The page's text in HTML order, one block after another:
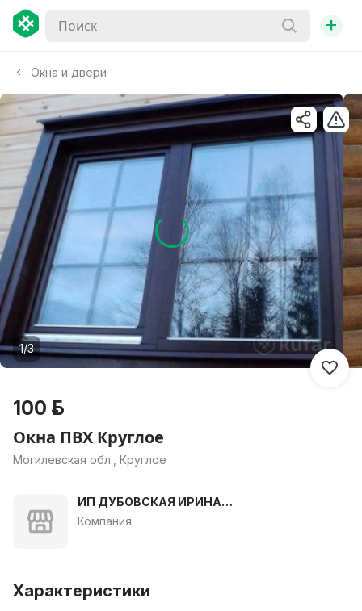
+
Окна и двери
1/3
100 р.
Окна ПВХ Круглое
Могилевская обл., Круглое
ИП ДУБОВСКАЯ ИРИНА
ВАСИЛЬЕВНА
Компания
Характеристики